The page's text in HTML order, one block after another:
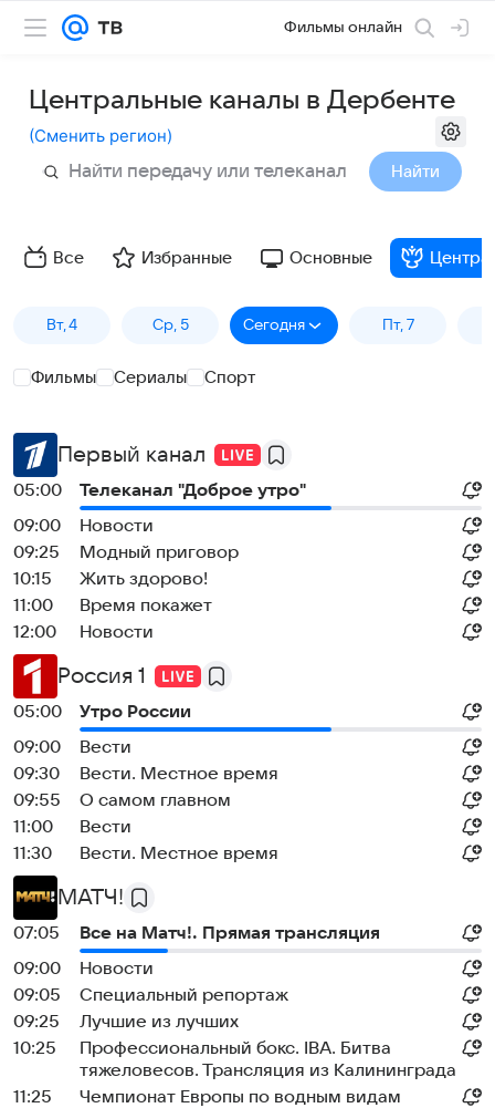
Фильмы онлайн
Центральные каналы в Дербенте
(Сменить регион)
Найти
Все Избранные Основные
Вт, 4 Ср, 5 Сегодня Пт, 7
Фильмы Сериалы Спорт
Первый канал
05:00
Телеканал "Доброе утро"
09:00
Новости
09:25
Модный приговор
10:15
Жить здорово!
11:00
Время покажет
12:00
Новости
Россия 1
05:00
Утро России
09:00
Вести
09:30
Вести. Местное время
09:55
О самом главном
11:00
Вести
11:30
Вести. Местное время
МАТЧ!
07:05
Все на Матч!. Прямая трансляция
09:00
Новости
09:05
Специальный репортаж
09:25
Лучшие из лучших
10:25
Профессиональный бокс. IBA. Битва
тяжеловесов. Трансляция из Калининграда
11:25
Чемпионат Европы по водным видам